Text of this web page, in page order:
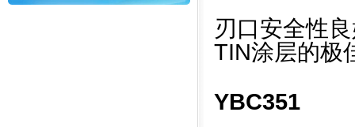
刃口安全性
TIN涂层的极
YBC351